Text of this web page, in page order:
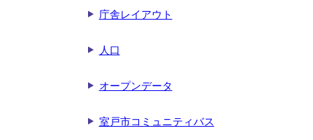
庁舎レイアウト
人口
オープンデータ
室戸市コミュニティバス